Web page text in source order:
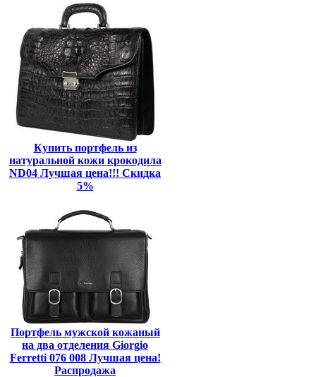
Купить портфель из
натуральной кожи крокодила
ND04 Лучшая цена!!! Скидка
5%
Портфель мужской кожаный
на два отделения Giorgio
Ferretti 076 008 Лучшая цена!
Распродажа